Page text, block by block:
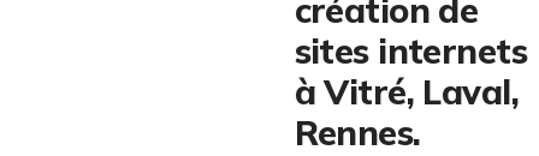
création de
sites internets
à Vitré, Laval,
Rennes.